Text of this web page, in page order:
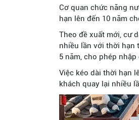
Cơ quan chức năng
hạn lên đến 10 năm
Theo đề xuất mới, cư
nhiều lần với thời hạn
5 năm, cho phép
Việc kéo dài thời hạn
khách quay lại nhiều